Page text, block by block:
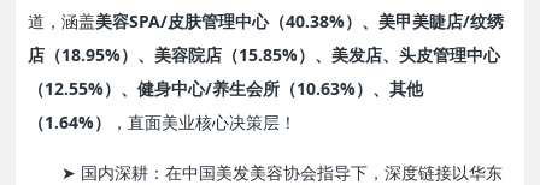
道，涵盖美容SPA/皮肤管理中心（40.38%）、美甲美睫店/纹绣
店（18.95%）、美容院店（15.85%）、美发店、头皮管理中心
（12.55%）、健身中心/养生会所（10.63%）、其他
（1.64%）
，直面美业核心决策层！
➤ 国内深耕：在中国美发美容协会指导下，深度链接以华东